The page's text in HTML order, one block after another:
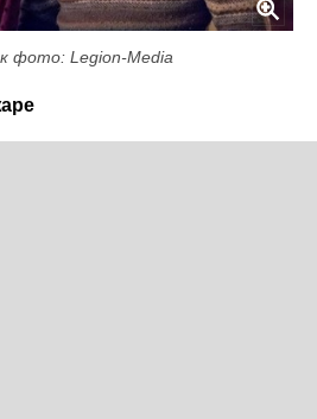
фото: Legion-Media